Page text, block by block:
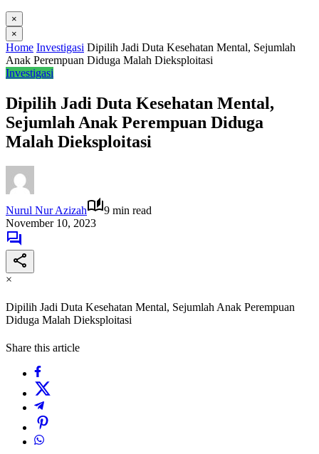
×
×
Home Investigasi Dipilih Jadi Duta Kesehatan Mental, Sejumlah
Anak Perempuan Diduga Malah Dieksploitasi
Investigasi
Dipilih Jadi Duta Kesehatan Mental,
Sejumlah Anak Perempuan Diduga
Malah Dieksploitasi
Nurul Nur Azizah
9 min read
November 10, 2023
×
Dipilih Jadi Duta Kesehatan Mental, Sejumlah Anak Perempuan
Diduga Malah Dieksploitasi
Share this article